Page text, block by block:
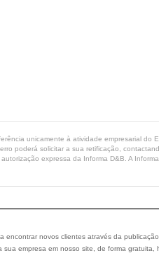
unicamente à atividade empresarial do
poderá solicitar a sua retificação,
expressa da Informa D&B. A
encontrar novos clientes através da
empresa em nosso site, de forma gratuita,